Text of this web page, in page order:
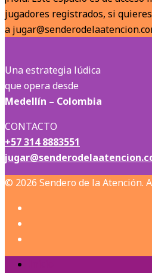
jugadores registrados, si
a
Una estrategia lúdica
que opera desde
Medellín – Colombia
CONTACTO
+57 314 8883551
© 2026 Sendero de la Atención.